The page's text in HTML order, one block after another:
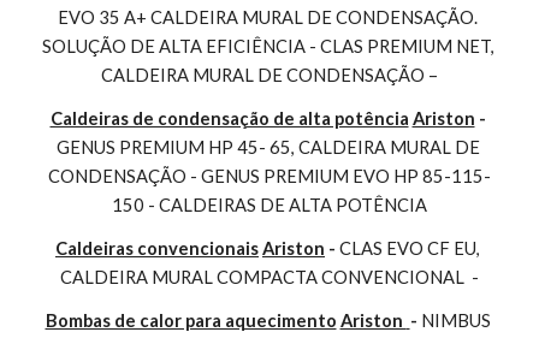
EVO 35 A+ CALDEIRA MURAL DE CONDENSAÇÃO.
SOLUÇÃO DE ALTA EFICIÊNCIA - CLAS PREMIUM NET,
CALDEIRA MURAL DE CONDENSAÇÃO –
Caldeiras de condensação de alta potência Ariston
GENUS PREMIUM HP 45- 65, CALDEIRA MURAL DE
CONDENSAÇÃO - GENUS PREMIUM EVO HP 85-115-
150 - CALDEIRAS DE ALTA POTÊNCIA
Caldeiras convencionaisAriston - CLAS EVO CF EU,
CALDEIRA MURAL COMPACTA CONVENCIONAL  -
Bombas de calor para aquecimento Ariston - NIMBUS